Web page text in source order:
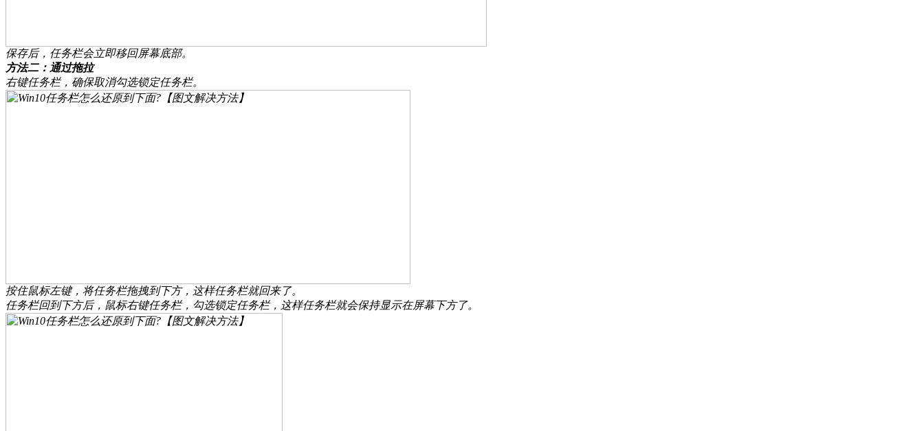
保存后，任务栏会立即移回屏幕底部。
方法二：通过拖拉
右键任务栏，确保取消勾选锁定任务栏。
按住鼠标左键，将任务栏拖拽到下方，这样任务栏就回来了。
任务栏回到下方后，鼠标右键任务栏，勾选锁定任务栏，这样任务栏就会保持显示在屏幕下方了。